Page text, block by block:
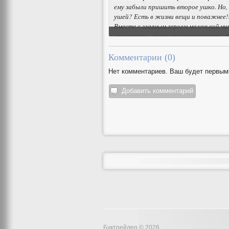
ему забыли пришить второе ушко. Но,
ушей? Есть в жизни вещи и
Вместе с главным героем маленький
«поважнее», учиться
Эта книга – возможность
переживаниях, которые
Комментарии (0)
Нет комментариев. Ваш будет
Добавить комментарий
Буктрейлер © 2026